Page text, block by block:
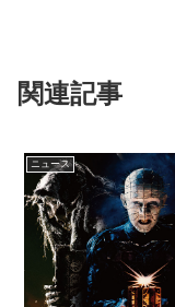
関連記事
ニュース